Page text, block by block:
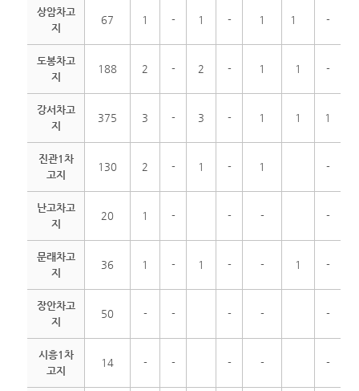
상암차고
지
67 1 - 1 - 1 1 -
도봉차고
지
188 2 - 2 - 1 1 -
강서차고
지
375 3 - 3 - 1 1 1
진관1차
고지
130 2 - 1 - 1 -
난고차고
지
20 1 - - - -
문래차고
지
36 1 - 1 - - 1 -
장안차고
지
50 - - - - -
시흥1차
고지
14 - - - - -